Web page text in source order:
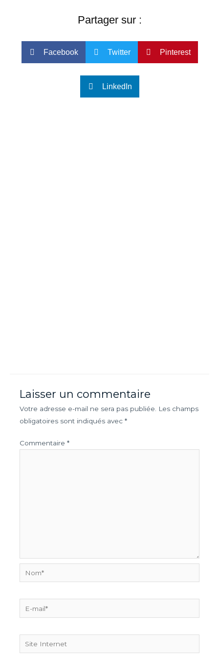
Partager sur :
Facebook Twitter Pinterest
LinkedIn
Laisser un commentaire
Votre adresse e-mail ne sera pas publiée.
Les champs
obligatoires sont indiqués avec *
Commentaire *